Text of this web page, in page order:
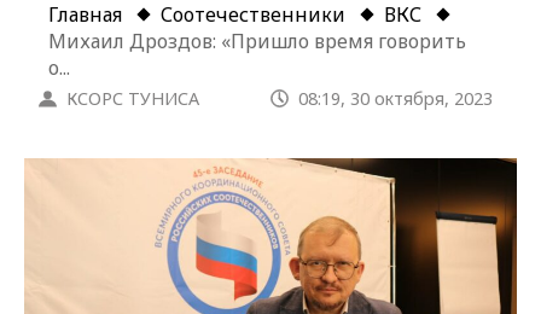
Главная Соотечественники
ВКС
Михаил Дроздов: «Пришло время говорить
о...
КСОРС ТУНИСА 08:19, 30 октября, 2023